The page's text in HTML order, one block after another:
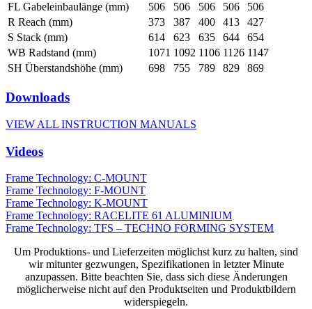
FL Gabeleinbaulänge (mm)
506 506 506 506
506
R Reach (mm)
373 387 400 413
427
S Stack (mm)
614 623 635 644
654
WB Radstand (mm)
1071 1092 1106 1126 1147
SH Überstandshöhe (mm)
698 755 789 829 869
Downloads
VIEW ALL INSTRUCTION MANUALS
Videos
Frame Technology: C-MOUNT
Frame Technology: F-MOUNT
Frame Technology: K-MOUNT
Frame Technology: RACELITE 61 ALUMINIUM
Frame Technology: TFS – TECHNO FORMING SYSTEM
Um Produktions- und Lieferzeiten möglichst kurz zu halten, sind
wir mitunter gezwungen, Spezifikationen in letzter Minute
anzupassen. Bitte beachten Sie, dass sich diese Änderungen
möglicherweise nicht auf den Produktseiten und Produktbildern
widerspiegeln.